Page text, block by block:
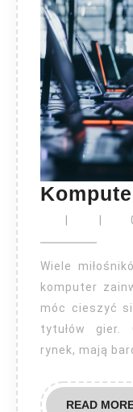
| |
Wiele miłośników gier zastanawia się, w jaki
komputer
móc cieszyć
tytułów gier.
rynek, mają
READ